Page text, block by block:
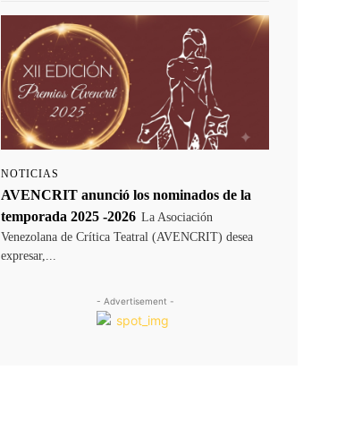
NOTICIAS
AVENCRIT anunció los nominados de la
temporada 2025 -2026 La Asociación
Venezolana de Crítica Teatral (AVENCRIT) desea
expresar,...
- Advertisement -